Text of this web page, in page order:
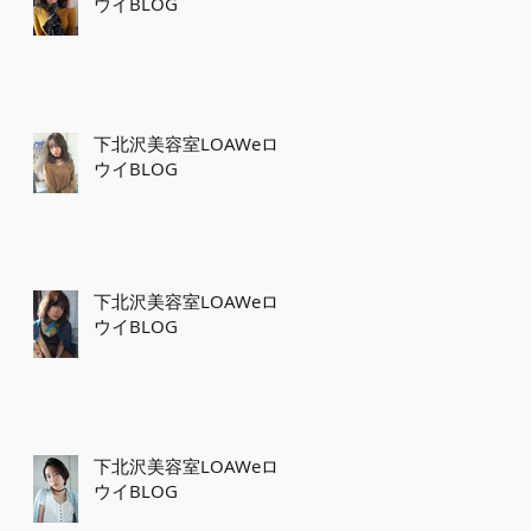
下北沢美容室LOAWeロ
ウイBLOG
下北沢美容室LOAWeロ
ウイBLOG
下北沢美容室LOAWeロ
ウイBLOG